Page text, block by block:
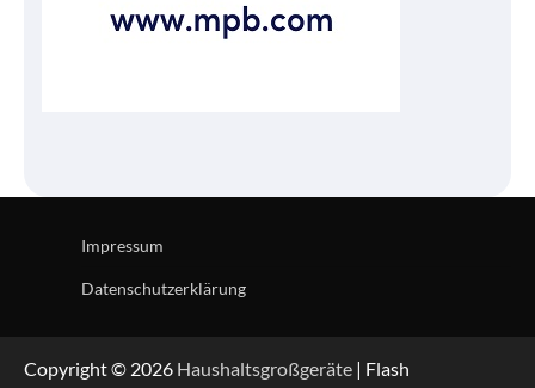
Impressum
Datenschutzerklärung
Copyright © 2026 Haushaltsgroßgeräte | Flash